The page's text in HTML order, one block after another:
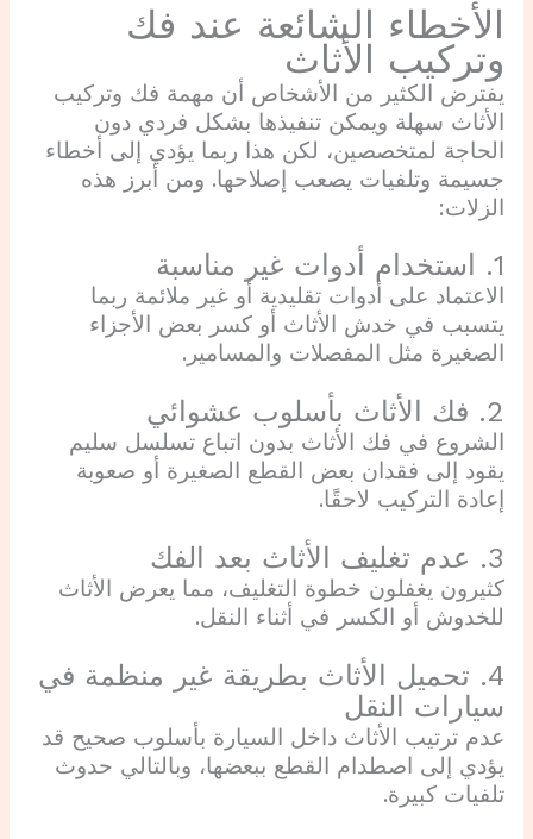
الأخطاء الشائعة عند فك
وتركيب الأثاث
يفترض الكثير من الأشخاص أن مهمة فك وتركيب
الأثاث سهلة ويمكن تنفيذها بشكل فردي دون
الحاجة لمتخصصين، لكن هذا ربما يؤدي إلى أخطاء
جسيمة وتلفيات يصعب إصلاحها. ومن أبرز هذه
الزلات:
1. استخدام أدوات غير مناسبة
الاعتماد على أدوات تقليدية أو غير ملائمة ربما
يتسبب في خدش الأثاث أو كسر بعض الأجزاء
الصغيرة مثل المفصلات والمسامير.
2. فك الأثاث بأسلوب عشوائي
الشروع في فك الأثاث بدون اتباع تسلسل سليم
يقود إلى فقدان بعض القطع الصغيرة أو صعوبة
إعادة التركيب لاحقًا.
3. عدم تغليف الأثاث بعد الفك
كثيرون يغفلون خطوة التغليف، مما يعرض الأثاث
للخدوش أو الكسر في أثناء النقل.
4. تحميل الأثاث بطريقة غير منظمة في
سيارات النقل
عدم ترتيب الأثاث داخل السيارة بأسلوب صحيح قد
يؤدي إلى اصطدام القطع ببعضها، وبالتالي حدوث
تلفيات كبيرة.